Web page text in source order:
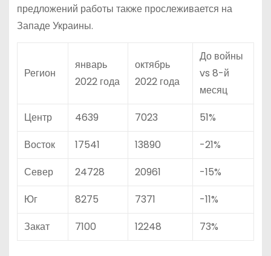
предложений работы также прослеживается на
Западе Украины.
Регион
январь
2022 года
октябрь
2022 года
До войны
vs 8-й
месяц
Центр
4639 7023
51%
Восток
17541 13890
-21%
Север
24728 20961
-15%
Юг
8275 7371
-11%
Закат
7100 12248 73%